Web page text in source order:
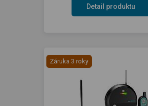
Detail produktu
Záruka 3 roky